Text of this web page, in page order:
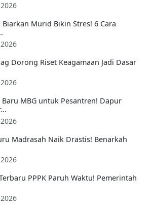
Biarkan Murid Bikin Stres! 6 Cara
Dorong Riset Keagamaan Jadi Dasar
MBG untuk Pesantren! Dapur
Madrasah Naik Drastis! Benarkah
PPPK Paruh Waktu! Pemerintah